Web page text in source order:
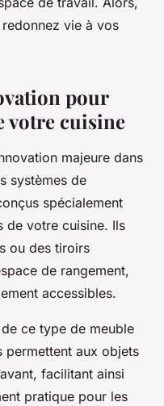
vie à vos
pour
votre cuisine
majeure dans
systèmes de
spécialement
de votre cuisine. Ils
ou des tiroirs
de rangement,
accessibles.
ce type de meuble
permettent aux objets
facilitant ainsi
pratique pour les